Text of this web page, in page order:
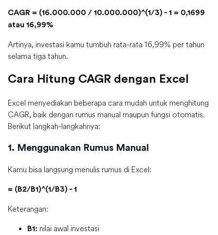
CAGR = (16.000.000 / 10.000.000)^(1/3) - 1 = 0,1699
atau 16,99%
Artinya, investasi kamu tumbuh rata-rata 16,99% per tahun
selama tiga tahun.
Cara Hitung CAGR dengan Excel
Excel menyediakan beberapa cara mudah untuk menghitung
CAGR, baik dengan rumus manual maupun fungsi otomatis.
Berikut langkah-langkahnya:
1. Menggunakan Rumus Manual
Kamu bisa langsung menulis rumus di Excel:
= (B2/B1)^(1/B3) - 1
Keterangan:
B1: nilai awal investasi